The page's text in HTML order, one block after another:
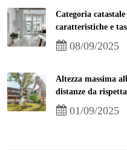
Categoria
caratteristiche e
08/09/2025
Altezza massima
distanze da
01/09/2025